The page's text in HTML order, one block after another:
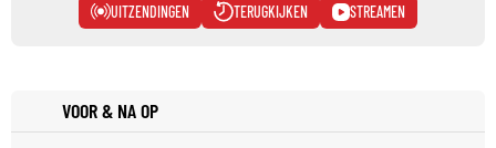
UITZENDINGEN TERUGKIJKEN STREAMEN
VOOR & NA OP